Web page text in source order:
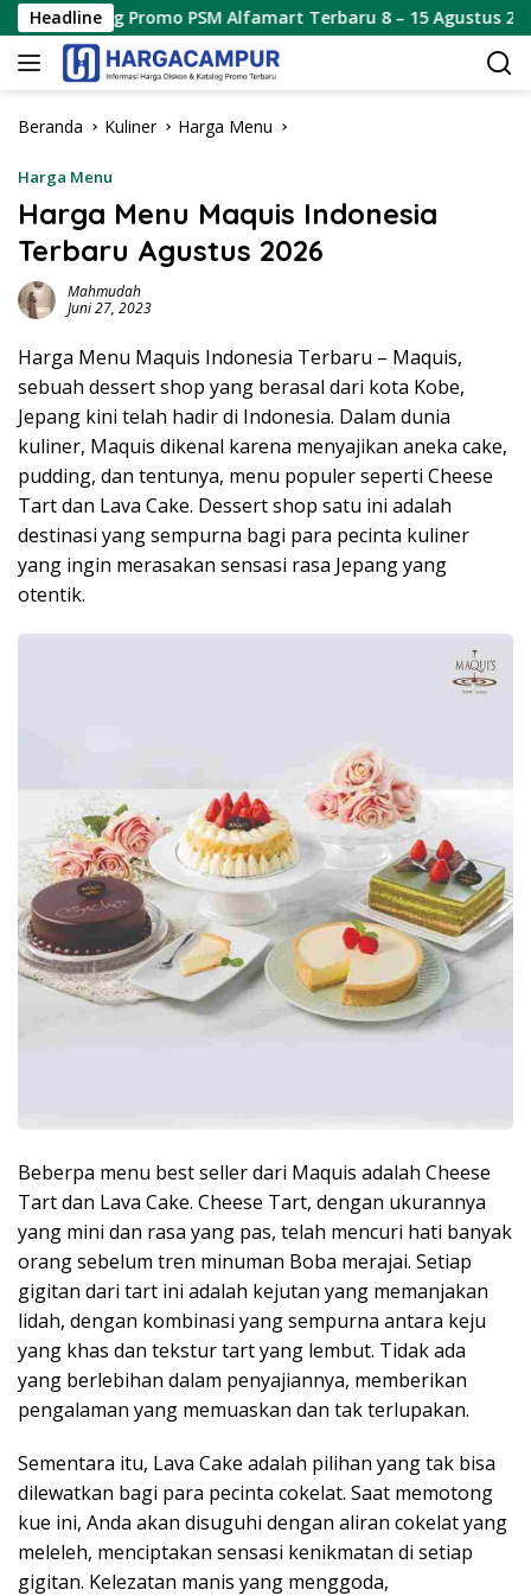
Langsung
ke
konten
Headline
PSM Alfamart Terbaru 8 – 15 Agustus 2026
Beranda Kuliner Harga Menu
Harga Menu
Harga Menu Maquis Indonesia
Terbaru Agustus 2026
Mahmudah
Juni 27, 2023
Harga Menu Maquis Indonesia Terbaru – Maquis,
sebuah dessert shop yang berasal dari kota Kobe,
Jepang kini telah hadir di Indonesia. Dalam dunia
kuliner, Maquis dikenal karena menyajikan aneka cake,
pudding, dan tentunya, menu populer seperti Cheese
Tart dan Lava Cake. Dessert shop satu ini adalah
destinasi yang sempurna bagi para pecinta kuliner
yang ingin merasakan sensasi rasa Jepang yang
otentik.
Beberpa menu best seller dari Maquis adalah Cheese
Tart dan Lava Cake. Cheese Tart, dengan ukurannya
yang mini dan rasa yang pas, telah mencuri hati banyak
orang sebelum tren minuman Boba merajai. Setiap
gigitan dari tart ini adalah kejutan yang memanjakan
lidah, dengan kombinasi yang sempurna antara keju
yang khas dan tekstur tart yang lembut. Tidak ada
yang berlebihan dalam penyajiannya, memberikan
pengalaman yang memuaskan dan tak terlupakan.
Sementara itu, Lava Cake adalah pilihan yang tak bisa
dilewatkan bagi para pecinta cokelat. Saat memotong
kue ini, Anda akan disuguhi dengan aliran cokelat yang
meleleh, menciptakan sensasi kenikmatan di setiap
gigitan. Kelezatan manis yang menggoda,